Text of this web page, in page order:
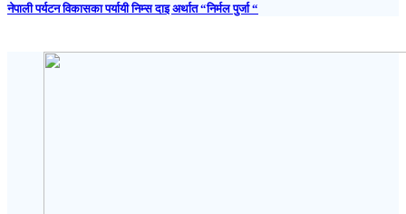
नेपाली पर्यटन विकासका पर्यायी निम्स दाइ अर्थात “निर्मल पुर्जा “